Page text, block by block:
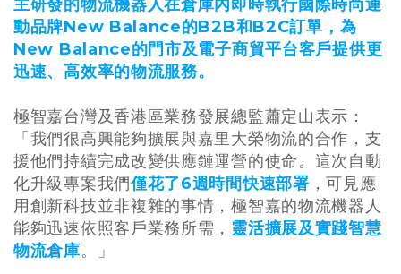
主研發的物流機器人在倉庫內即時執行國際時尚運
動品牌New Balance的B2B和B2C訂單，為
New Balance的門市及電子商貿平台客戶提供更
迅速、高效率的物流服務。
極智嘉台灣及香港區業務發展總監蕭定山表示：
「我們很高興能夠擴展與嘉里大榮物流的合作，支
援他們持續完成改變供應鏈運營的使命。這次自動
化升級專案我們僅花了6週時間快速部署 ，可見應
用創新科技並非複雜的事情，極智嘉的物流機器人
能夠迅速依照客戶業務所需， 靈活擴展及實踐智慧
物流倉庫。」